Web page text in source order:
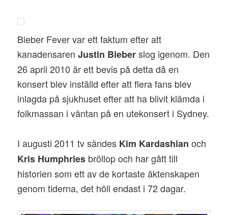
Bieber Fever var ett faktum efter att
kanadensarenJustin Bieberslog igenom. Den
26 april 2010 är ett bevis på detta då en
konsert blev inställd efter att flera fans blev
inlagda på sjukhuset efter att ha blivit klämda i
folkmassan i väntan på en utekonsert i Sydney.
I augusti 2011 tv sändes Kim Kardashian och
Kris Humphries bröllop och har gått till
historien som ett av de kortaste äktenskapen
genom tiderna, det höll endast i 72 dagar.